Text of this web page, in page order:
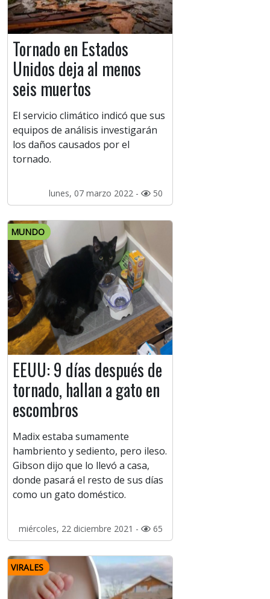
Tornado en Estados
Unidos deja al menos
seis muertos
El servicio climático indicó que sus
equipos de análisis investigarán
los daños causados por el
tornado.
lunes, 07 marzo 2022 - 50
MUNDO
EEUU: 9 días después de
tornado, hallan a gato en
escombros
Madix estaba sumamente
hambriento y sediento, pero ileso.
Gibson dijo que lo llevó a casa,
donde pasará el resto de sus días
como un gato doméstico.
miércoles, 22 diciembre 2021 - 65
VIRALES